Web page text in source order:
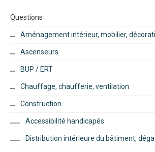
Questions
Aménagement intérieur, mobilier,
Ascenseurs
BUP / ERT
Chauffage, chaufferie, ventilation
Construction
Accessibilité handicapés
Distribution intérieure du bâtiment,